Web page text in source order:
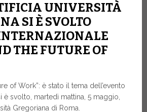
UNIVERSITÀ
SI È SVOLTO
THE FUTURE OF
of Work”: è stato il tema dell’evento
è svolto, martedì mattina, 5 maggio,
Gregoriana di Roma.